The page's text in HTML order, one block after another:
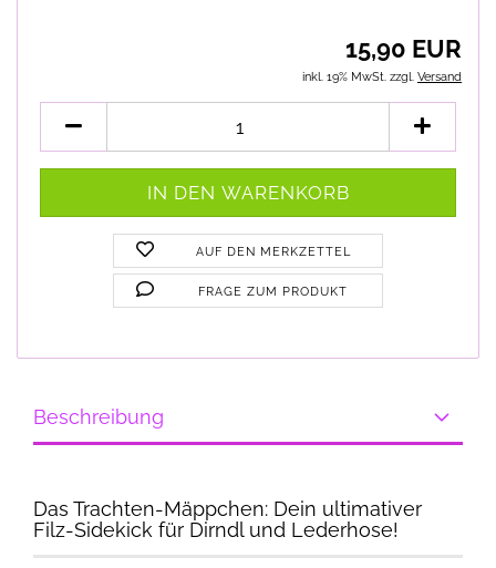
15,90 EUR
inkl. 19% MwSt. zzgl. Versand
AUF DEN MERKZETTEL
FRAGE ZUM PRODUKT
Beschreibung
Das Trachten-Mäppchen: Dein ultimativer
Filz-Sidekick für Dirndl und Lederhose!